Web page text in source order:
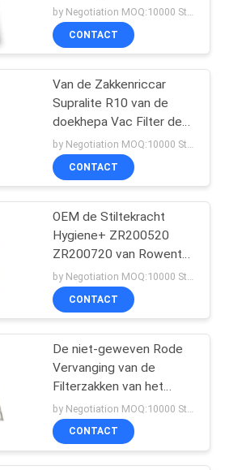
van
14
van het
38
zakken met Rode
Zakkraag
by Negotiation MOQ:10000 Stuk/Stukken
CONTACT
Van de Zakkenriccar
Supralite R10 van de
doekhepa Vac Filter de
Stofzak van de
Eenvoudfeedom R10S
R10D
CONTACT
OEM de Stiltekracht
Hygiene+ ZR200520
ZR200720 van Rowenta
van
Stofzuigerstofzakken
CONTACT
De niet-geweven Rode
Vervanging van de
Filterzakken van het
Kraagstof voor Zelmer
ZVCA300B 49,4200
CONTACT